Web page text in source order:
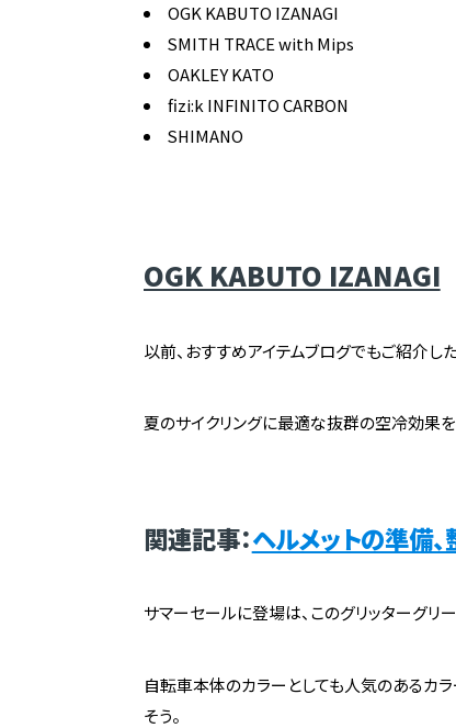
OGK KABUTO IZANAGI
SMITH TRACE with Mips
OAKLEY KATO
fizi:k INFINITO CARBON
SHIMANO
OGK KABUTO IZANAGI
以前、おすすめアイテムブログでもご紹介し
夏のサイクリングに最適な抜群の空冷効果を
関連記事：ヘルメットの準備
サマーセールに登場は、このグリッターグリ
自転車本体のカラーとしても人気のあるカラ
そう。